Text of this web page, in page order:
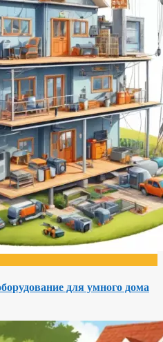
для умного дома